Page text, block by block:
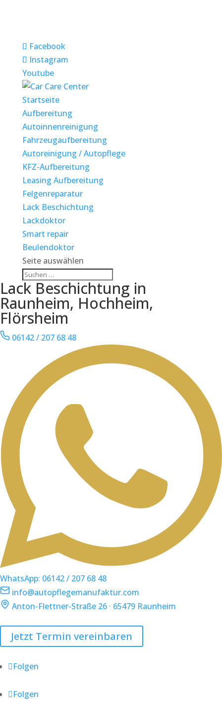
Facebook
Instagram
Youtube
Startseite
Aufbereitung
Autoinnenreinigung
Fahrzeugaufbereitung
Autoreinigung / Autopflege
KFZ-Aufbereitung
Leasing Aufbereitung
Felgenreparatur
Lack Beschichtung
Lackdoktor
Smart repair
Beulendoktor
Seite auswählen
Lack Beschichtung in
Raunheim, Hochheim,
Flörsheim
06142 / 207 68 48
WhatsApp: 06142 / 207 68 48
info@autopflegemanufaktur.com
Anton-Flettner-Straße 26 · 65479 Raunheim
Jetzt Termin vereinbaren
Folgen
Folgen